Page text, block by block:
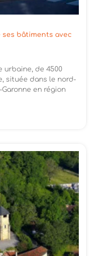
ses bâtiments avec
urbaine, de 4500
située dans le nord-
en région